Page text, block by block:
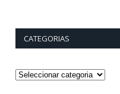
CATEGORIAS
Categorias